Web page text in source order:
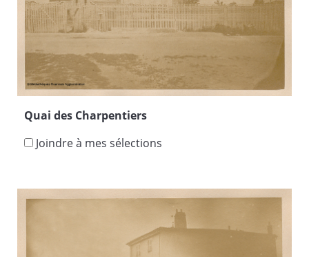
Quai des Charpentiers
Joindre à mes sélections